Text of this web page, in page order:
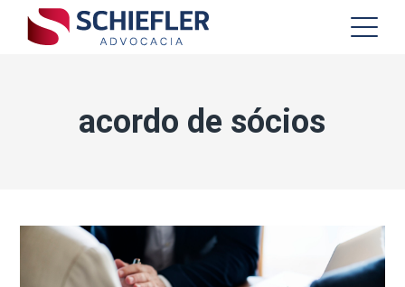
acordo de sócios